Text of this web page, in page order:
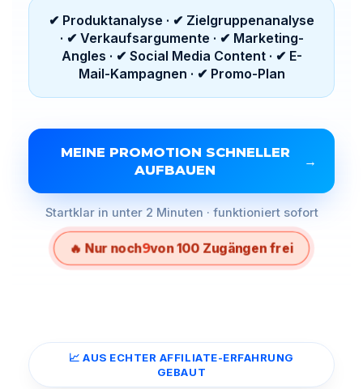
✔ Produktanalyse · ✔ Zielgruppenanalyse
· ✔ Verkaufsargumente · ✔ Marketing-
Angles · ✔ Social Media Content · ✔ E-
Mail-Kampagnen · ✔ Promo-Plan
MEINE PROMOTION SCHNELLER
AUFBAUEN
→
Startklar in unter 2 Minuten · funktioniert sofort
🔥 Nur noch9von 100 Zugängen frei
📈 AUS ECHTER AFFILIATE-ERFAHRUNG
GEBAUT